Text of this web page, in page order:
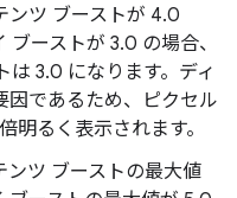
ンツ ブーストが 4.0
ーストが 3.0 の場合、
は 3.0 になります。ディ
因であるため、ピクセル
明るく表示されます。
ンツ ブーストの最大値